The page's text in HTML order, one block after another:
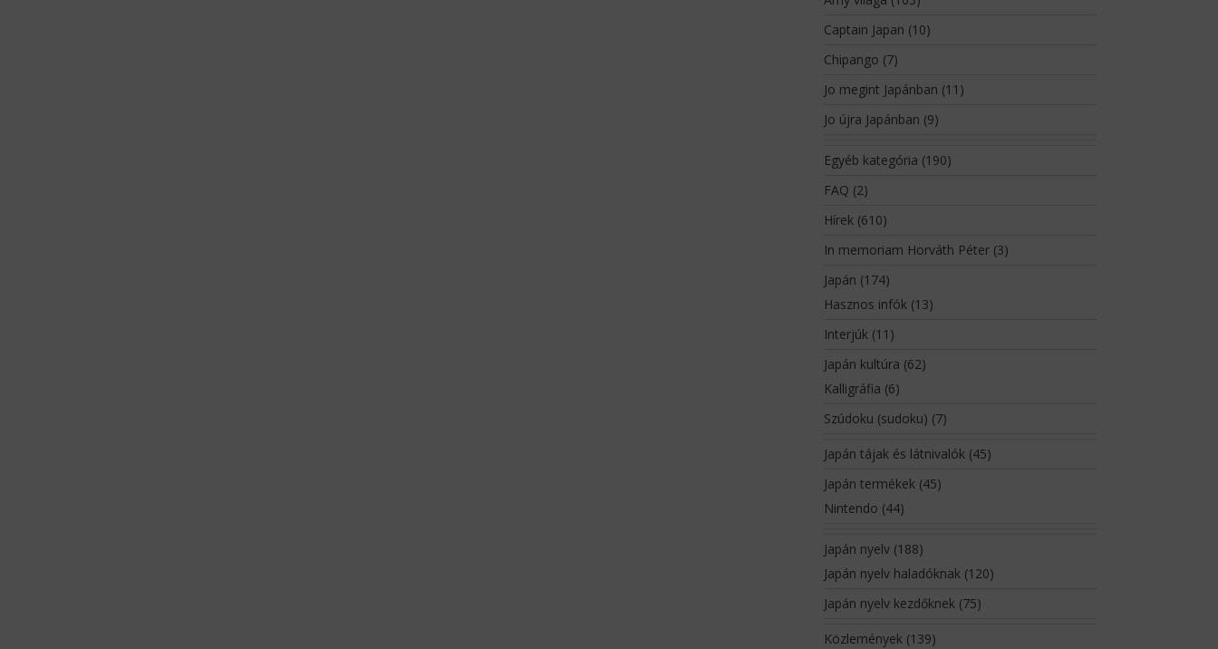
Captain Japan (10)
Chipango (7)
Jo megint Japánban (11)
Jo újra Japánban (9)
Egyéb kategória (190)
FAQ (2)
Hírek(610)
In memoriam Horváth Péter(3)
Japán (174)
Hasznos infók(13)
Interjúk(11)
Japán kultúra (62)
Kalligráfia (6)
Szúdoku (sudoku) (7)
Japán tájak és látnivalók(45)
Japán termékek(45)
Nintendo (44)
Japán nyelv(188)
Japán nyelv haladóknak(120)
Japán nyelv kezdőknek(75)
Közlemények(139)